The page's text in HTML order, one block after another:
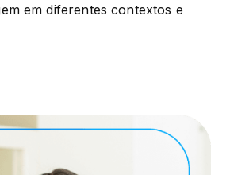
em diferentes contextos e